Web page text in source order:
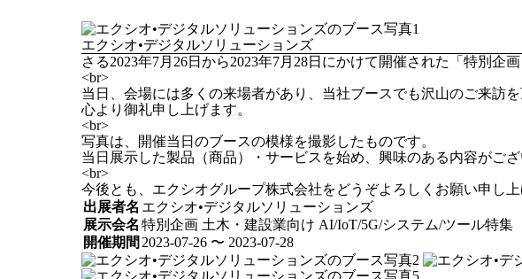
エクシオ•デジタルソリューションズ
さる2023年7月26日から2023年7月28日にかけて開催された「特別企
<br>
当日、会場には多くの来場者があり、当社ブースでも沢山のご来訪を
心より御礼申し上げます。
<br>
写真は、開催当日のブースの模様を撮影したものです。
当日展示した製品（商品）・サービスを始め、興味のある内容がご
<br>
今後とも、エクシオグループ株式会社をどうぞよろしくお願い申し上
出展者名 エクシオ•デジタルソリューションズ
展示会名 特別企画 土木・建設業向け AI/IoT/5G/システム/ツール特集
開催期間 2023-07-26 〜 2023-07-28